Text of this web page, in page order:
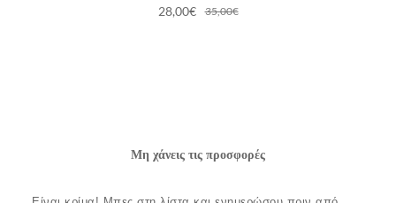
35,00€
28,00€
Μη χάνεις τις προσφορές